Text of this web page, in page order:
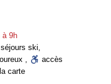
à 9h
séjours ski,
,
accès
carte